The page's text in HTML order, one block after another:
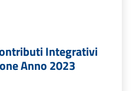
Integrativi
Anno 2023